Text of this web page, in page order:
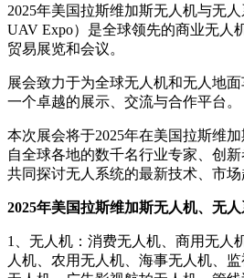
2025年美国拉斯维加斯无人机与无人
UAV Expo）是全球领先的商业无人
贸易展览和会议。
展会致力于为全球无人机和无人地
一个卓越的展示、交流与合作平台。
本次展会将于2025年在美国拉斯维
自全球各地的数千名行业专家、创
共同探讨无人系统的最新技术、市场
2025年美国拉斯维加斯无人机、无
1、无人机：消费无人机、商用无人
人机、农用无人机、海事无人机、